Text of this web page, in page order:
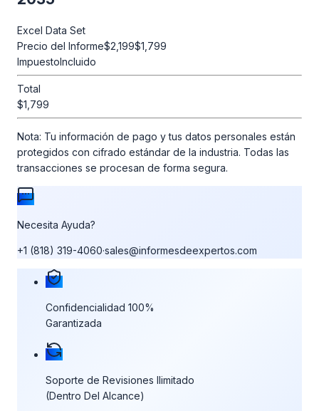
Excel Data Set
Precio del Informe$2,199$1,799
ImpuestoIncluido
Total
$1,799
Nota: Tu información de pago y tus datos personales están
protegidos con cifrado estándar de la industria. Todas las
transacciones se procesan de forma segura.
Necesita Ayuda?
+1 (818) 319-4060·sales@informesdeexpertos.com
Nuestras garantías de compra
Confidencialidad 100%
Garantizada
Soporte de Revisiones Ilimitado
(Dentro Del Alcance)